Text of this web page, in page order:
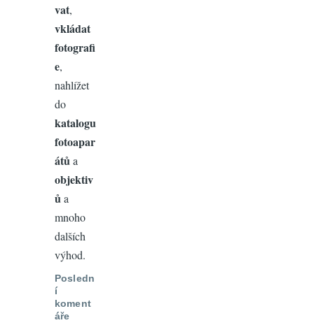
vat,
vkládat
fotografi
e,
nahlížet
do
katalogu
fotoapar
átů a
objektiv
ů a
mnoho
dalších
výhod.
Posledn
í
koment
áře